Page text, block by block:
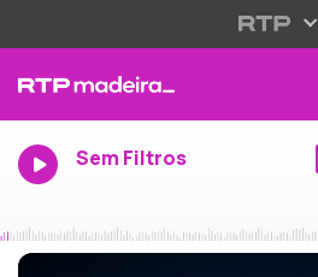
Sem Filtros